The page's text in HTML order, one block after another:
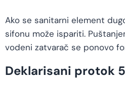
Ako se sanitarni element
sifonu može ispariti.
vodeni zatvarač se ponovo
Deklarisani protok